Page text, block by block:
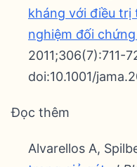
kháng với điều
nghiệm đối
2011;306(7):711-
doi:10.1001/
Đọc thêm
Alvarellos A,